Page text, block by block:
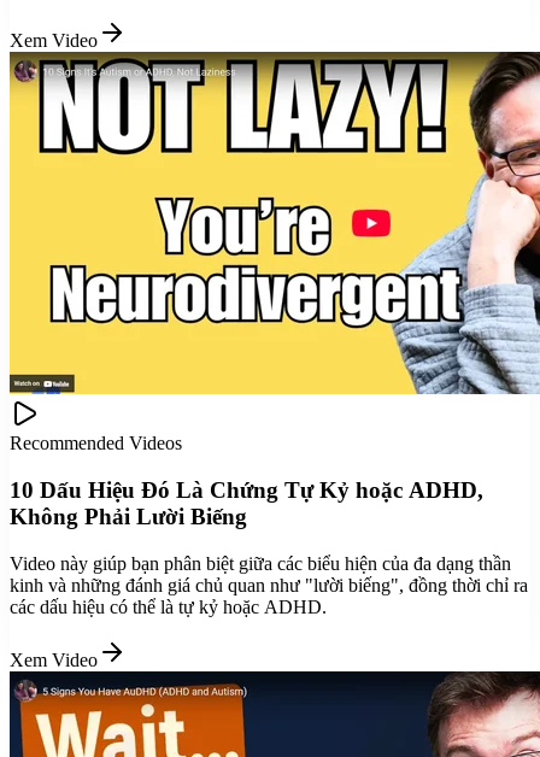
Xem Video
Recommended Videos
10 Dấu Hiệu Đó Là Chứng Tự Kỷ hoặc ADHD,
Không Phải Lười Biếng
Video này giúp bạn phân biệt giữa các biểu hiện của đa dạng thần
kinh và những đánh giá chủ quan như "lười biếng", đồng thời chỉ ra
các dấu hiệu có thể là tự kỷ hoặc ADHD.
Xem Video